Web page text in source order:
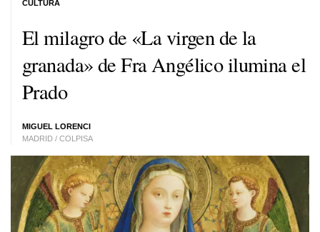
El milagro de «La virgen de la
granada» de Fra Angélico ilumina el
Prado
MIGUEL LORENCI
MADRID / COLPISA
CULTURA